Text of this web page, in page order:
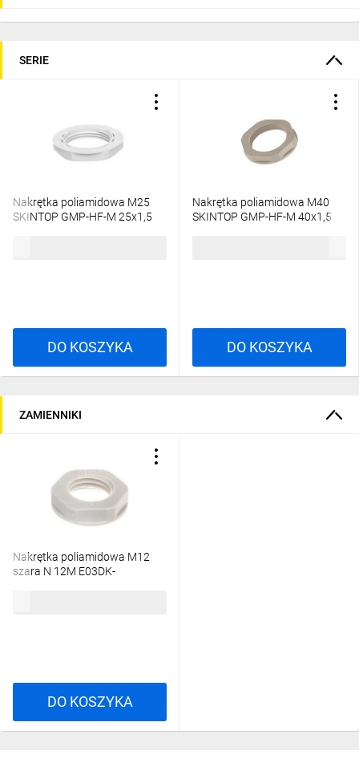
SERIE
Nakrętka poliamidowa M25
SKINTOP GMP-HF-M 25x1,5
DO KOSZYKA
Nakrętka poliamidowa M40
SKINTOP GMP-HF-M 40x1,5
DO KOSZYKA
ZAMIENNIKI
Nakrętka poliamidowa M12
szara N 12M E03DK-
DO KOSZYKA